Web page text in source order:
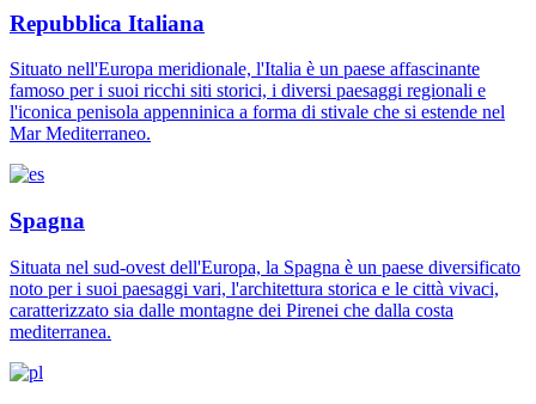
Repubblica Italiana
Situato nell'Europa meridionale, l'Italia è un paese affascinante
famoso per i suoi ricchi siti storici, i diversi paesaggi regionali e
l'iconica penisola appenninica a forma di stivale che si estende nel
Mar Mediterraneo.
Spagna
Situata nel sud-ovest dell'Europa, la Spagna è un paese diversificato
noto per i suoi paesaggi vari, l'architettura storica e le città vivaci,
caratterizzato sia dalle montagne dei Pirenei che dalla costa
mediterranea.